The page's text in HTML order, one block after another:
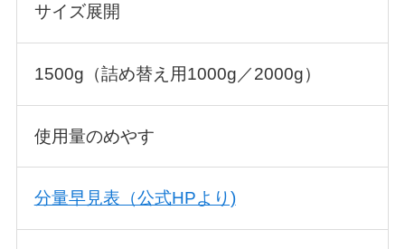
サイズ展開
1500g（詰め替え用1000g／2000g）
使用量のめやす
分量早見表（公式HPより)